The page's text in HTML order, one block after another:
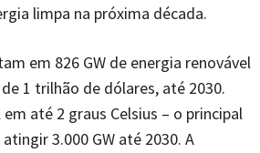
limpa na próxima década.
em 826 GW de energia renovável
1 trilhão de dólares, até 2030.
até 2 graus Celsius – o principal
3.000 GW até 2030. A